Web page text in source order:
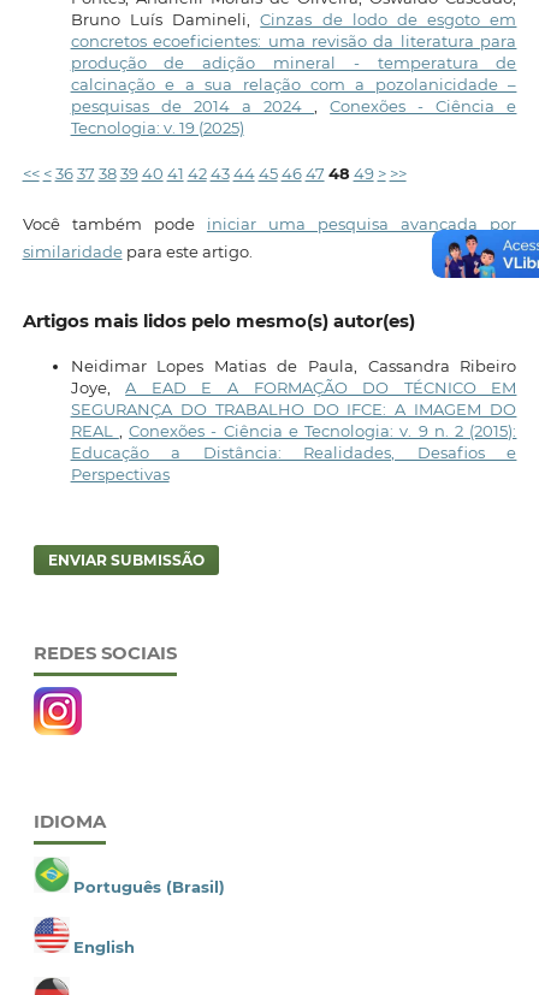
Bruno Luís Damineli,Cinzas de lodo de esgoto em
concretos ecoeficientes: uma revisão da literatura para
produção de adição mineral - temperatura de
calcinação e a sua relação com a pozolanicidade –
pesquisas de 2014 a 2024
,Conexões - Ciência e
Tecnologia: v. 19 (2025)
<< < 36 37 38 39 40 41 42 43 44 45 46 47 48 49 > >>
Você também pode iniciar uma pesquisa avançada por
similaridadepara este artigo.
Artigos mais lidos pelo mesmo(s) autor(es)
Neidimar Lopes Matias de Paula, Cassandra Ribeiro
Joye,A EAD E A FORMAÇÃO DO TÉCNICO EM
SEGURANÇA DO TRABALHO DO IFCE: A IMAGEM DO
REAL
,Conexões - Ciência e Tecnologia: v. 9 n. 2 (2015):
Educação a Distância: Realidades, Desafios e
Perspectivas
ENVIAR SUBMISSÃO
REDES SOCIAIS
IDIOMA
Português (Brasil)
English